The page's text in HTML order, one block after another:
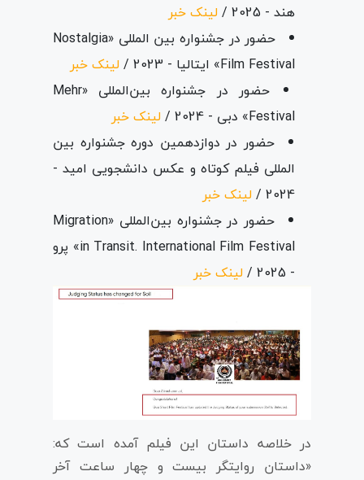
هند - 2025 /
لینک خبر
حضور در جشنواره بین المللی «Nostalgia
Film Festival» ایتالیا - 2023 /
لینک خبر
حضور در جشنواره بین‌المللی «Mehr
Festival» دبی - 2024 /
لینک خبر
حضور در دوازدهمین دوره جشنواره بین
المللی فیلم کوتاه و عکس دانشجویی امید -
2024 /
لینک خبر
حضور در جشنواره بین‌المللی «Migration
in Transit. International Film Festival» پرو
- 2025 /
لینک خبر
در خلاصه داستان این فیلم آمده است که:
«داستان روایتگر بیست و چهار ساعت آخر